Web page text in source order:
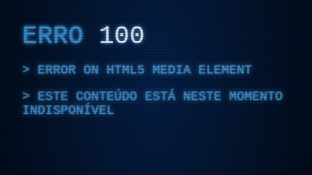
ERRO 100
ERROR ON HTML5 MEDIA ELEMENT
ESTE CONTEÚDO ESTÁ NESTE MOMENTO
INDISPONÍVEL